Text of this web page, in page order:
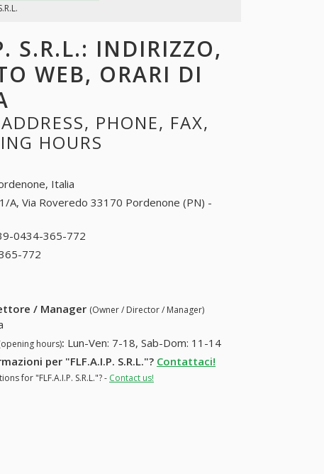
S.R.L.: INDIRIZZO,
WEB, ORARI DI
PHONE, FAX,
HOURS
Italia
1/A, Via Roveredo 33170 Pordenone (PN) -
0434-365-772
772
/ Manager (Owner / Director / Manager)
hours): Lun-Ven: 7-18, Sab-Dom: 11-14
per "FLF.A.I.P. S.R.L."? Contattaci!
for "FLF.A.I.P. S.R.L."? - Contact us!